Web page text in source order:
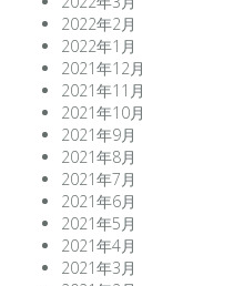
2022年2月
2022年1月
2021年12月
2021年11月
2021年10月
2021年9月
2021年8月
2021年7月
2021年6月
2021年5月
2021年4月
2021年3月